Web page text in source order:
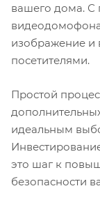
вашего дома.
видеодомофона
изображение и
посетителями.
Простой
идеальным
это шаг к
безопасности